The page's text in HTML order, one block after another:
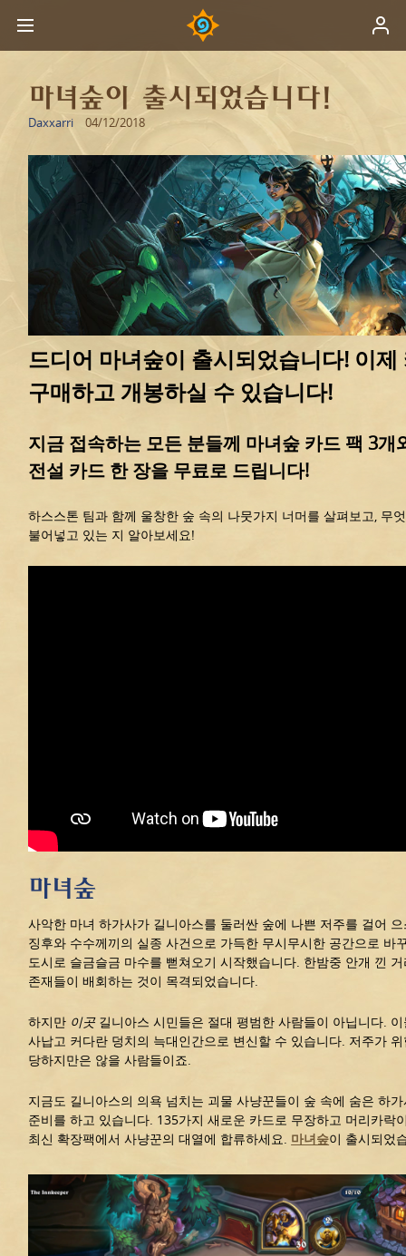
마녀숲이 출시되었습니다!
Daxxarri 04/12/2018
드디어 마녀숲이 출시되었습니다! 이제
구매하고 개봉하실 수 있습니다!
지금 접속하는 모든 분들께 마녀숲 카드 팩 3개
전설 카드 한 장을 무료로 드립니다!
하스스톤 팀과 함께 울창한 숲 속의 나뭇가지 너머를 살펴보고, 무
불어넣고 있는 지 알아보세요!
마녀숲
사악한 마녀 하가사가 길니아스를 둘러싼 숲에 나쁜 저주를 걸어
징후와 수수께끼의 실종 사건으로 가득한 무시무시한 공간으로 바
도시로 슬금슬금 마수를 뻗쳐오기 시작했습니다. 한밤중 안개 낀
존재들이 배회하는 것이 목격되었습니다.
하지만 이곳길니아스 시민들은 절대 평범한 사람들이 아닙니다.
사납고 커다란 덩치의 늑대인간으로 변신할 수 있습니다. 저주가
당하지만은 않을 사람들이죠.
지금도 길니아스의 의욕 넘치는 괴물 사냥꾼들이 숲 속에 숨은 하
준비를 하고 있습니다. 135가지 새로운 카드로 무장하고 머리카락
최신 확장팩에서 사냥꾼의 대열에 합류하세요. 마녀숲이 출시되었